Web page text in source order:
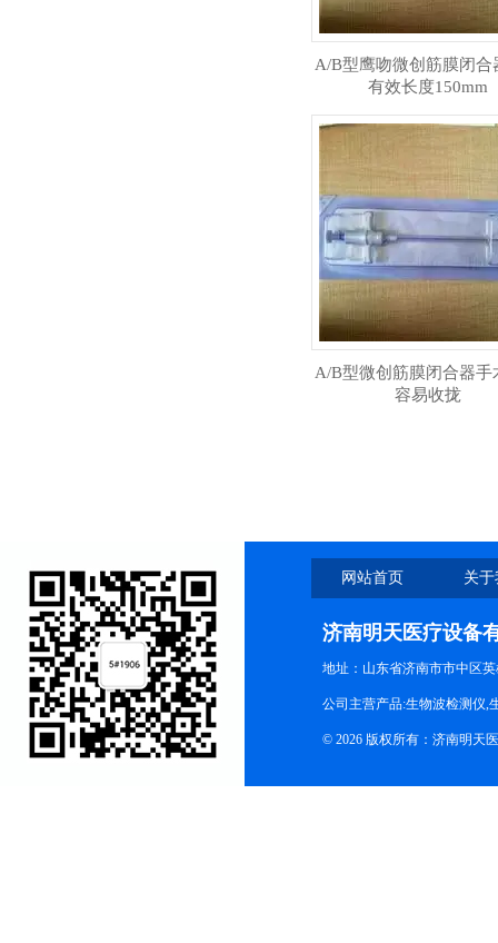
A/B型鹰吻微创筋膜闭合
有效长度150mm
A/B型微创筋膜闭合器手
容易收拢
网站首页 关
济南明天医疗设备
地址：山东省济南市市中区
公司主营产品:生物波检测仪,
© 2026 版权所有：济南明天